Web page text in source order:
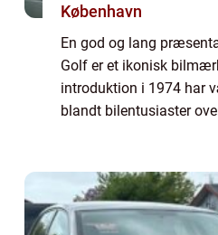
København
En god og lang
Golf er et ikonisk
introduktion i 1974 har
blandt bilentusiaster